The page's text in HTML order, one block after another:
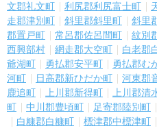
文郡礼文町
利尻郡利尻富士町
走郡津別町
斜里郡斜里町 斜里
郡置戸町
常呂郡佐呂間町 紋別
西興部村
網走郡大空町 白老郡
爺湖町
勇払郡安平町 勇払郡む
河町
日高郡新ひだか町 河東郡
鹿追町
上川郡新得町 上川郡清
町
中川郡豊頃町 足寄郡陸別町
白糠郡白糠町
標津郡中標津町